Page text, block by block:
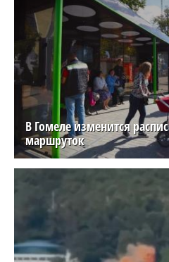
В Гомеле изменится
маршруток